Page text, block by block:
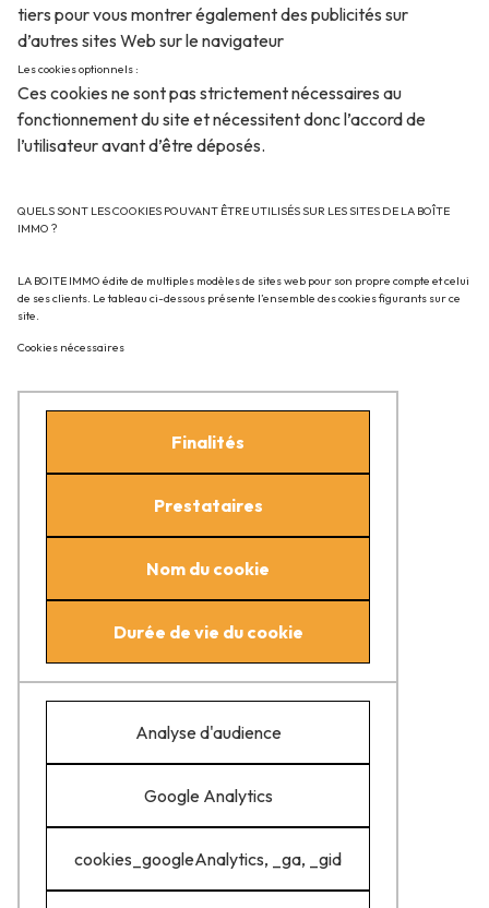
tiers pour vous montrer également des publicités sur
d’autres sites Web sur le navigateur
Les cookies optionnels :
Ces cookies ne sont pas strictement nécessaires au
fonctionnement du site et nécessitent donc l’accord de
l’utilisateur avant d’être déposés.
QUELS SONT LES COOKIES POUVANT ÊTRE UTILISÉS SUR LES SITES DE LA BOÎTE
IMMO ?
LA BOITE IMMO édite de multiples modèles de sites web pour son propre compte et celui
de ses clients. Le tableau ci-dessous présente l’ensemble des cookies figurants sur ce
site.
Cookies nécessaires
Finalités
Prestataires
Nom du cookie
Durée de vie du cookie
Analyse d'audience
Google Analytics
cookies_googleAnalytics, _ga, _gid